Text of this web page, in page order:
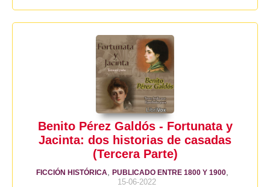
Benito Pérez Galdós - Fortunata y
Jacinta: dos historias de casadas
(Tercera Parte)
FICCIÓN HISTÓRICA PUBLICADO ENTRE 1800 Y 1900,
15-06-2022